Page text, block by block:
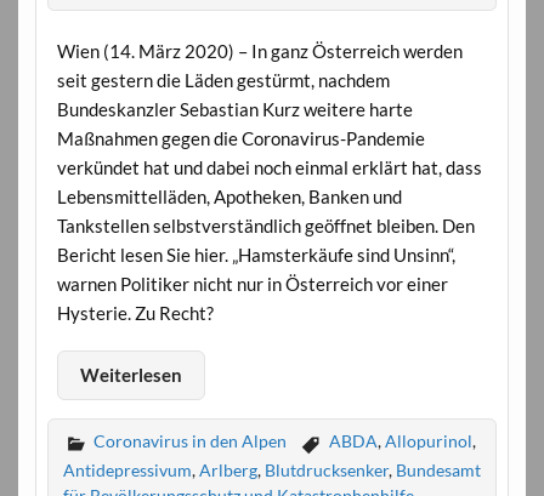
Wien (14. März 2020) – In ganz Österreich werden
seit gestern die Läden gestürmt, nachdem
Bundeskanzler Sebastian Kurz weitere harte
Maßnahmen gegen die Coronavirus-Pandemie
verkündet hat und dabei noch einmal erklärt hat, dass
Lebensmittelläden, Apotheken, Banken und
Tankstellen selbstverständlich geöffnet bleiben. Den
Bericht lesen Sie hier. „Hamsterkäufe sind Unsinn“,
warnen Politiker nicht nur in Österreich vor einer
Hysterie. Zu Recht?
Weiterlesen
Coronavirus in den Alpen ABDA,Allopurinol,
Antidepressivum,Arlberg, Blutdrucksenker, Bundesamt